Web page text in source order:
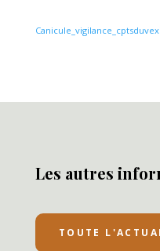
Les autres
TOUTE